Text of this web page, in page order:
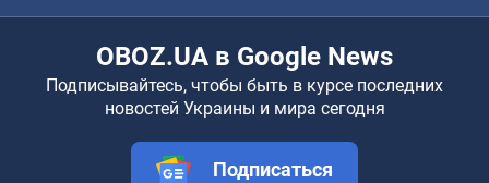
OBOZ.UA в Google News
Подписывайтесь, чтобы быть в курсе последних
новостей Украины и мира сегодня
Подписаться